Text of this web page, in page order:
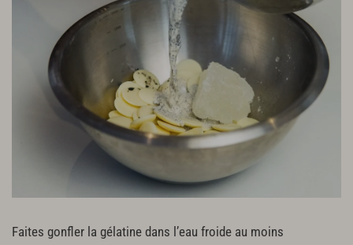
375 g de lait concentré non sucré
38 g de sucre
2 g de bicarbonate
1 gousse de vanille
Faites gonfler la gélatine dans l’eau froide au moins